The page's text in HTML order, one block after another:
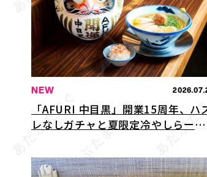
NEW
「AFURI 中目黒」開業15周年、ハ
レなしガチャと夏限定冷やしらーめ